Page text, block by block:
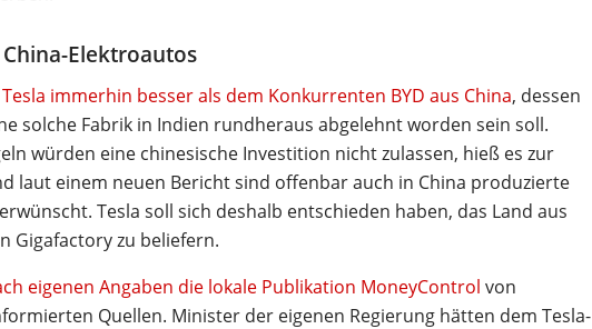
Elektroautos
immerhin besser als dem Konkurrenten BYD aus China, dessen
solche Fabrik in Indien rundheraus abgelehnt worden sein soll.
würden eine chinesische Investition nicht zulassen, hieß es zur
laut einem neuen Bericht sind offenbar auch in China produzierte
Tesla soll sich deshalb entschieden haben, das Land aus
Gigafactory zu beliefern.
eigenen Angaben die lokale Publikation MoneyControl von
Quellen. Minister der eigenen Regierung hätten dem Tesla-